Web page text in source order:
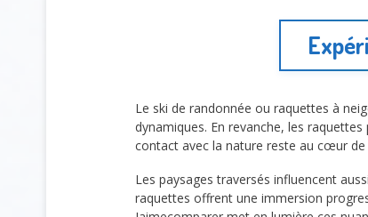
Le ski de randonnée ou raquettes à
dynamiques. En revanche, les
contact avec la nature reste au cœur de
Les paysages traversés influencent
raquettes offrent une immersion